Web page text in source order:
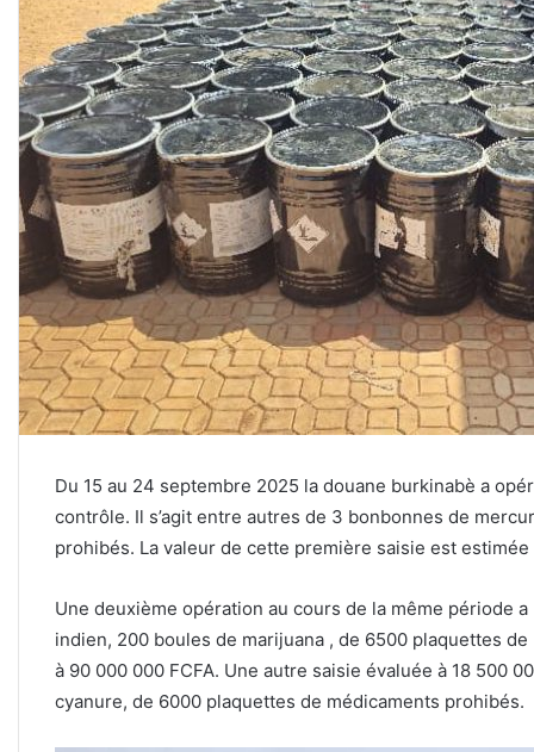
Du 15 au 24 septembre 2025 la douane burkinabè a
contrôle. Il s’agit entre autres de 3 bonbonnes de
prohibés. La valeur de cette première saisie est estimée
Une deuxième opération au cours de la même période
indien, 200 boules de marijuana , de 6500 plaquettes
à 90 000 000 FCFA. Une autre saisie évaluée à 18 500
cyanure, de 6000 plaquettes de médicaments prohibés.